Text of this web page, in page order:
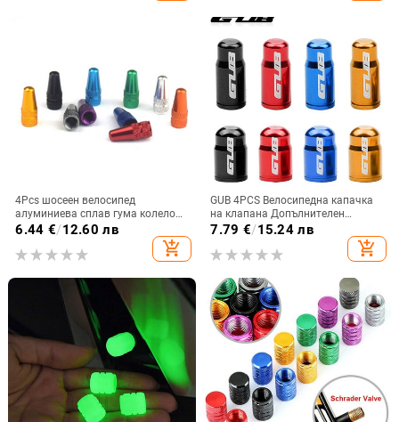
4Pcs шосеен велосипед
алуминиева сплав гума колело
MTB писта състезателен
капачка на френски клапан
велосипед
6.44 €/12.60 лв
add_shopping_cart
GUB 4PCS Велосипедна капачка
на клапана Допълнителен
Schrader A/V Presta F/V CNC-
обработена сплав Анодизирана
капачка на зърното Rustic Free
7.79 €/15.24 лв
add_shopping_cart